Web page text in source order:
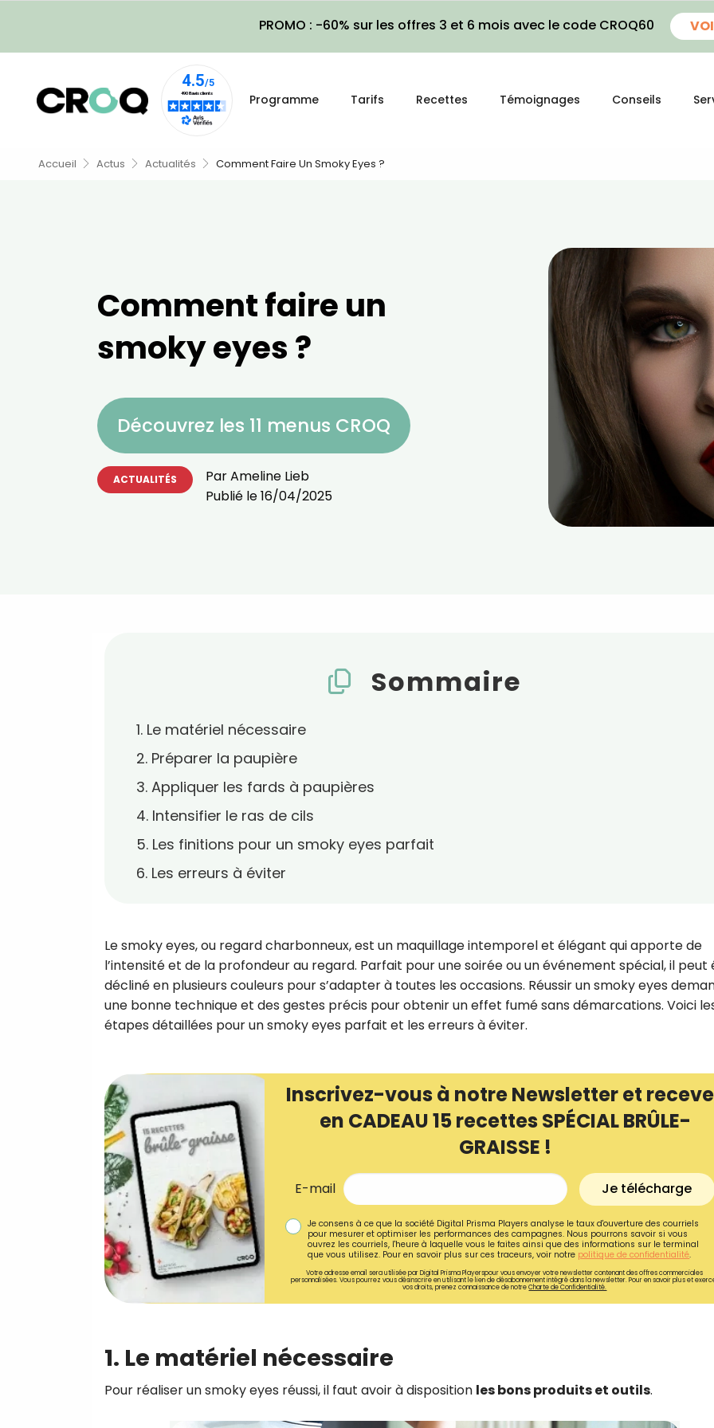
PROMO : -60% sur les offres 3 et 6 mois avec le code CROQ60
Programme Tarifs Recettes Témoignages Conseils
Accueil Actus Actualités Comment Faire Un Smoky Eyes ?
Comment faire un
smoky eyes ?
Découvrez les 11 menus CROQ
ACTUALITÉS ParAmeline Lieb
Publié le16/04/2025
Sommaire
1. Le matériel nécessaire
2. Préparer la paupière
3. Appliquer les fards à paupières
4. Intensifier le ras de cils
5. Les finitions pour un smoky eyes parfait
6. Les erreurs à éviter
Le smoky eyes, ou regard charbonneux, est un maquillage intemporel et élégant qui apporte de
l’intensité et de la profondeur au regard. Parfait pour une soirée ou un événement spécial, il peut
décliné en plusieurs couleurs pour s’adapter à toutes les occasions. Réussir un smoky eyes
une bonne technique et des gestes précis pour obtenir un effet fumé sans démarcations. Voici
étapes détaillées pour un smoky eyes parfait et les erreurs à éviter.
Inscrivez-vous à notre Newsletter et
en CADEAU 15 recettes SPÉCIAL BRÛLE-
GRAISSE !
E-mail Je télécharge
Je consens à ce que la société Digital Prisma Players analyse le taux d'ouverture des courriels
pour mesurer et optimiser les performances des campagnes. Nous pourrons savoir si vous
ouvrez les courriels, l'heure à laquelle vous le faites ainsi que des informations sur le terminal
que vous utilisez. Pour en savoir plus sur ces traceurs, voir notre politique de confidentialité.
Votre adresse email sera utilisée par Digital Prisma Playerspour vous envoyer votre newsletter contenant des offres commerciales
personnalisées. Vous pourrez vous désinscrire en utilisant le lien de désabonnement intégré dans la newsletter. Pour en savoir plus et
vos droits, prenez connaissance de notreCharte de Confidentialité.
1. Le matériel nécessaire
Pour réaliser un smoky eyes réussi, il faut avoir à disposition les bons produits et outils.
!
Ainsi que la newsletter